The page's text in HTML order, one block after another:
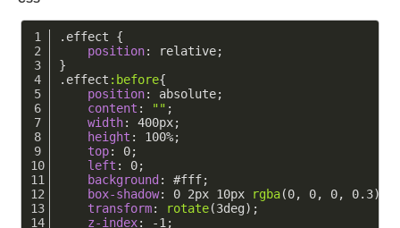
.effect {
position: relative;
}
.effect :before{
position: absolute;
content : "" ;
width: 400px;
height : 100%;
top: 0;
left : 0;
background : #fff;
box-shadow: 0 2px 10px rgba(0, 0, 0, 0.3);
transform: rotate(3deg);
z-index: -1;